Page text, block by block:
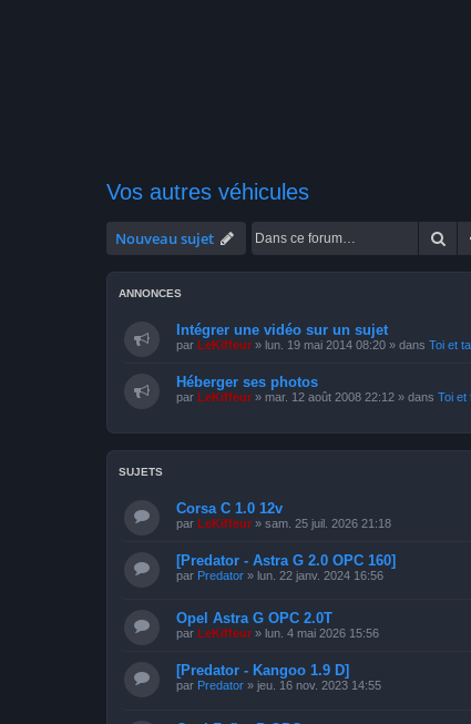
Vos autres véhicules
Nouveau sujet
ANNONCES
Intégrer une vidéo sur un sujet
par LeKiffeur » lun. 19 mai 2014 08:20 » dans Toi et
Héberger ses photos
par LeKiffeur » mar. 12 août 2008 22:12 » dans Toi et
SUJETS
Corsa C 1.0 12v
par LeKiffeur » sam. 25 juil. 2026 21:18
[Predator - Astra G 2.0 OPC 160]
par Predator » lun. 22 janv. 2024 16:56
Opel Astra G OPC 2.0T
par LeKiffeur » lun. 4 mai 2026 15:56
[Predator - Kangoo 1.9 D]
par Predator » jeu. 16 nov. 2023 14:55